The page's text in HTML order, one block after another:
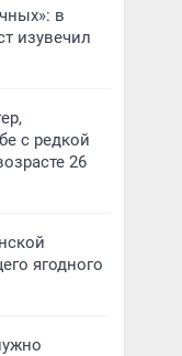
в
изувечил
с редкой
26
ягодного